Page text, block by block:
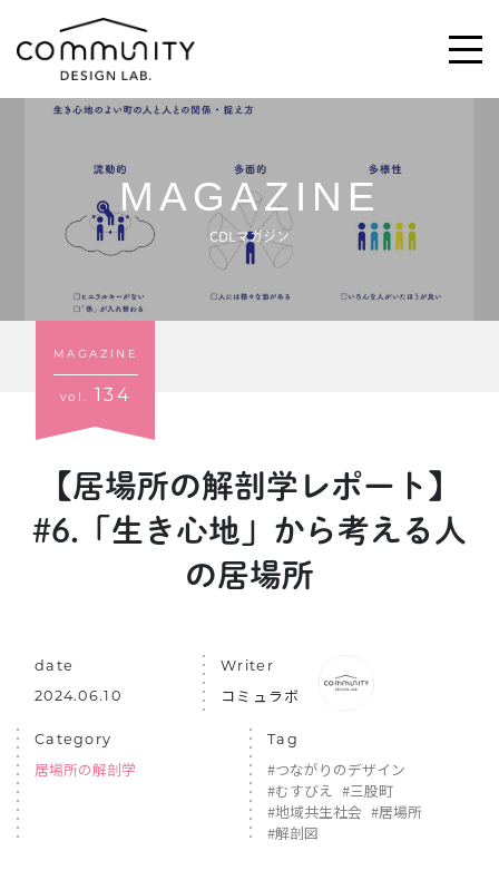
\求む!/ 助っ人・ご意見
NEWS
EVENTS
MAGAZINE
CDLマガジン
MAGAZINE
vol. 134
【居場所の解剖学レポート】
#6.「生き心地」から考える人
の居場所
date
2024.06.10
Writer
コミュラボ
Category
居場所の解剖学
Tag
#つながりのデザイン
#むすびえ #三股町
#地域共生社会 #居場所
#解剖図